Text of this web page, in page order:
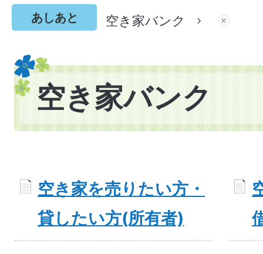
あしあと 空き家バンク
空き家バンク
空き家を売りたい方・
貸したい方(所有者)